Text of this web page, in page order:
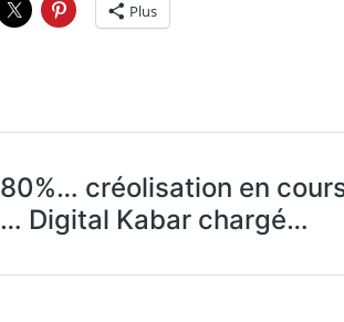
Plus
80%… créolisation en
… Digital Kabar chargé…